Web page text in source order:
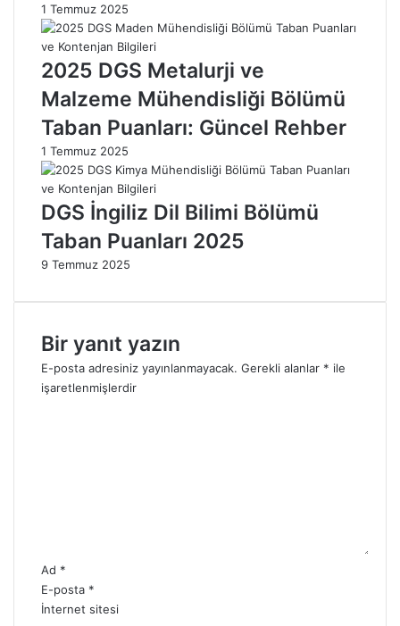
b
a
n
P
u
n
l
a
G
ü
c
l
B
i
l
l
i
e
e
n
l
z
l
e
1 Temmuz 2025
2025 DGS Metalurji ve
Malzeme Mühendisliği Bölümü
Taban Puanları: Güncel Rehber
1 Temmuz 2025
DGS İngiliz Dil Bilimi Bölümü
Taban Puanları 2025
9 Temmuz 2025
Bir yanıt yazın
E-posta adresiniz yayınlanmayacak. Gerekli alanlar * ile
işaretlenmişlerdir
Ad *
E-posta *
İnternet sitesi